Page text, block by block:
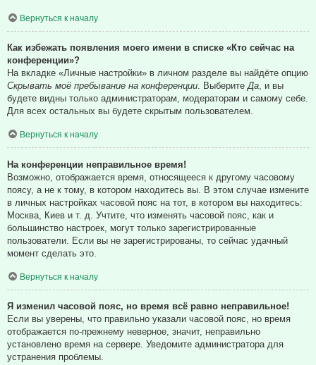
Вернуться к началу
Как избежать появления моего имени в списке «Кто сейчас на
конференции»?
На вкладке «Личные настройки» в личном разделе вы найдёте опцию
Скрывать моё пребывание на конференции . Выберите Да , и вы
будете видны только администраторам, модераторам и самому себе.
Для всех остальных вы будете скрытым пользователем.
Вернуться к началу
На конференции неправильное время!
Возможно, отображается время, относящееся к другому часовому
поясу, а не к тому, в котором находитесь вы. В этом случае измените
в личных настройках часовой пояс на тот, в котором вы находитесь:
Москва, Киев и т. д. Учтите, что изменять часовой пояс, как и
большинство настроек, могут только зарегистрированные
пользователи. Если вы не зарегистрированы, то сейчас удачный
момент сделать это.
Вернуться к началу
Я изменил часовой пояс, но время всё равно неправильное!
Если вы уверены, что правильно указали часовой пояс, но время
отображается по-прежнему неверное, значит, неправильно
установлено время на сервере. Уведомите администратора для
устранения проблемы.